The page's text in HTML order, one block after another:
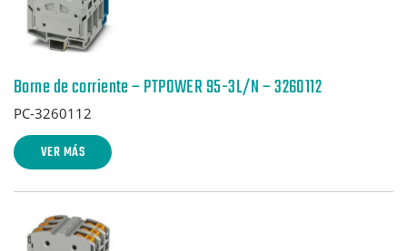
Borne de corriente – PTPOWER 95-3L/N – 3260112
PC-3260112
VER MÁS